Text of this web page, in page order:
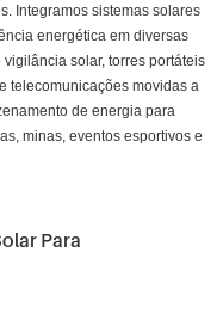
Integramos sistemas solares
energética em diversas
solar, torres portáteis
telecomunicações movidas a
de energia para
minas, eventos esportivos e
Para